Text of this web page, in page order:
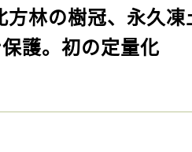
方林の樹冠、永久
護。初の定量化